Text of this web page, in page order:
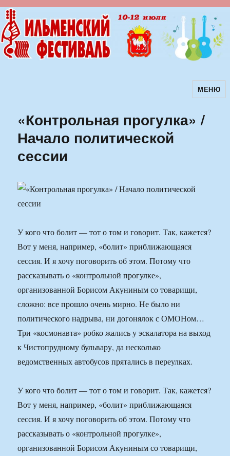
Ильменский фестиваль авторскойМЕНЮ
«Контрольная прогулка» /
Начало политической
сессии
У кого что болит — тот о том и говорит. Так, кажется?
Вот у меня, например, «болит» приближающаяся
сессия. И я хочу поговорить об этом. Потому что
рассказывать о «контрольной прогулке»,
организованной Борисом Акуниным со товарищи,
сложно: все прошло очень мирно. Не было ни
политического надрыва, ни догонялок с ОМОНом…
Три «космонавта» робко жались у эскалатора на выход
к Чистопрудному бульвару, да несколько
ведомственных автобусов прятались в переулках.
У кого что болит — тот о том и говорит. Так, кажется?
Вот у меня, например, «болит» приближающаяся
сессия. И я хочу поговорить об этом. Потому что
рассказывать о «контрольной прогулке»,
организованной Борисом Акуниным со товарищи,